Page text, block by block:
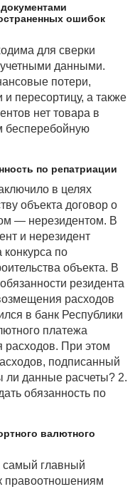
за
в рамках
от лиц,
родства или
Справочно
согласнопункту 1
(усыновители,
усыновленные,
дед, бабка,
супруги, лицами,
— близкие
в том числе
умершим;
от иных
в совокупности
календарного
208 НК (в 2025 г.
ошибок
для сверки
учетными данными.
потери,
пересортицу, а также
нет товара в
бесперебойную
по репатриации
в целях
объекта договор о
— нерезидентом. В
и нерезидент
по
объекта. В
резидента
расходов
в банк Республики
платежа
расходов. При этом
подписанный
данные расчеты? 2.
обязанность по
валютного
самый главный
правоотношениям